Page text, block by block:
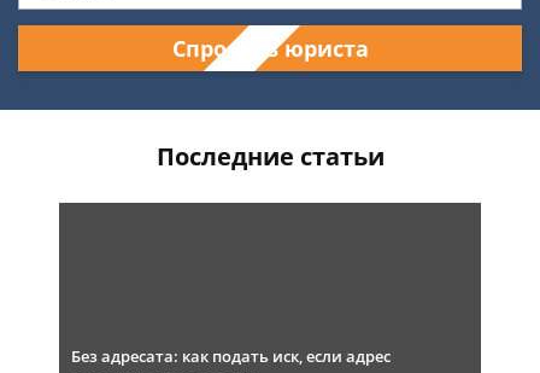
Спросить юриста
Последние статьи
Без адресата: как подать иск, если адрес